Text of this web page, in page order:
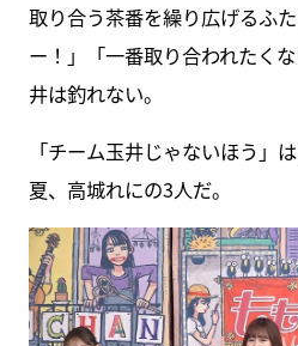
取り合う茶番を繰り広げるふ
ー！」「一番取り合われたく
井は釣れない。
「チーム玉井じゃないほう」
夏、高城れにの3人だ。